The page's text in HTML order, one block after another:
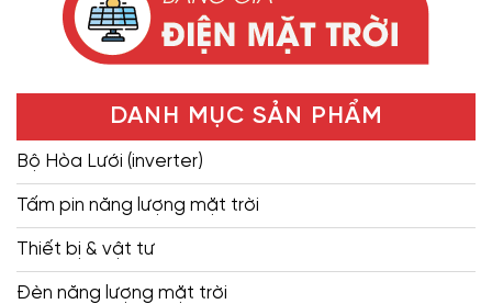
DANH MỤC SẢN PHẨM
Bộ Hòa Lưới (inverter)
Tấm pin năng lượng mặt trời
Thiết bị & vật tư
Đèn năng lượng mặt trời